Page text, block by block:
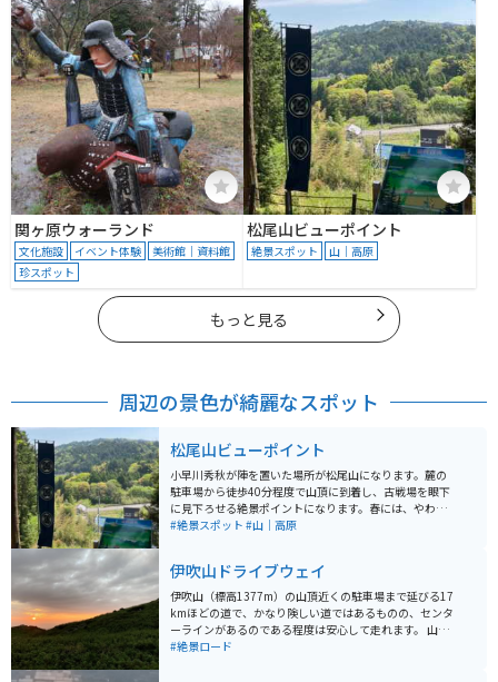
関ヶ原ウォーランド
文化施設 イベント体験
美術館｜資料館
珍スポット
松尾山ビューポイント
絶景スポット 山｜高原
もっと見る
周辺の景色が綺麗なスポット
松尾山ビューポイント
小早川秀秋が陣を置いた場所が松尾山になります。麓の
駐車場から徒歩40分程度で山頂に到着し、古戦場を眼下
に見下ろせる絶景ポイントになります。春には、やわら
かな気候に包まれながら、夏には森林浴も兼ねたちょっ
は、雪化粧をした関ケ原古戦場を一望できます。四季
折々の風景を、関ケ原の中で最も深く感じることのでき
る場所です。
#絶景スポット #山｜高原
伊吹山ドライブウェイ
伊吹山（標高1377m）の山頂近くの駐車場まで延びる17
kmほどの道で、かなり険しい道ではあるものの、センタ
ーラインがあるのである程度は安心して走れます。 山頂
近くの駐車場からの景色がよく、売店もあり、さらに山
#絶景ロード